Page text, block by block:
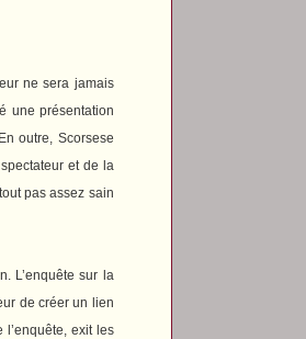
ne sera jamais
une présentation
outre, Scorsese
et de la
pas assez sain
L’enquête sur la
de créer un lien
l’enquête, exit les